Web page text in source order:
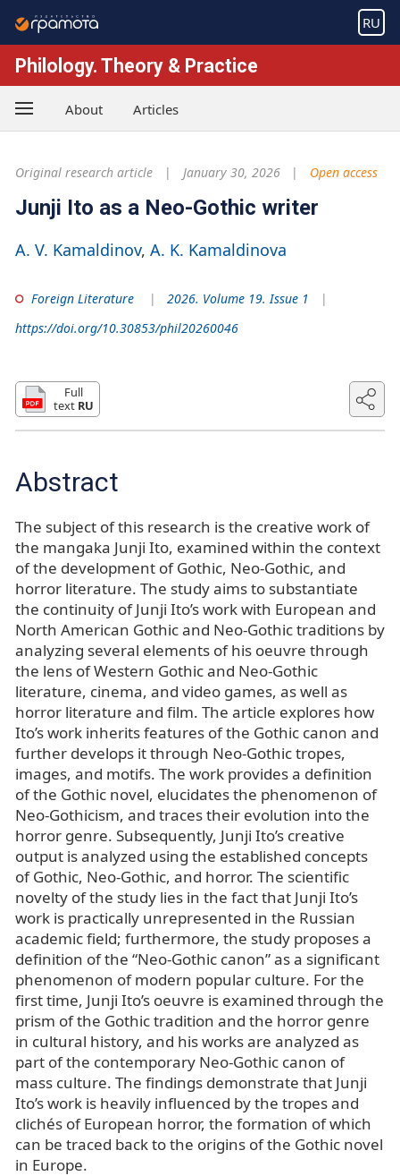
RU
Philology. Theory & Practice
About Articles
Original research article January 30, 2026 Open access
Junji Ito as a Neo-Gothic writer
A. V. Kamaldinov A. K. Kamaldinova
Foreign Literature
2026. Volume 19. Issue 1
https://doi.org/10.30853/phil20260046
Full
text RU
Abstract
The subject of this research is the creative work of
the mangaka Junji Ito, examined within the context
of the development of Gothic, Neo-Gothic, and
horror literature. The study aims to substantiate
the continuity of Junji Ito’s work with European and
North American Gothic and Neo-Gothic traditions by
analyzing several elements of his oeuvre through
the lens of Western Gothic and Neo-Gothic
literature, cinema, and video games, as well as
horror literature and film. The article explores how
Ito’s work inherits features of the Gothic canon and
further develops it through Neo-Gothic tropes,
images, and motifs. The work provides a definition
of the Gothic novel, elucidates the phenomenon of
Neo-Gothicism, and traces their evolution into the
horror genre. Subsequently, Junji Ito’s creative
output is analyzed using the established concepts
of Gothic, Neo-Gothic, and horror. The scientific
novelty of the study lies in the fact that Junji Ito’s
work is practically unrepresented in the Russian
academic field; furthermore, the study proposes a
definition of the “Neo-Gothic canon” as a significant
phenomenon of modern popular culture. For the
first time, Junji Ito’s oeuvre is examined through the
prism of the Gothic tradition and the horror genre
in cultural history, and his works are analyzed as
part of the contemporary Neo-Gothic canon of
mass culture. The findings demonstrate that Junji
Ito’s work is heavily influenced by the tropes and
clichés of European horror, the formation of which
can be traced back to the origins of the Gothic novel
in Europe.